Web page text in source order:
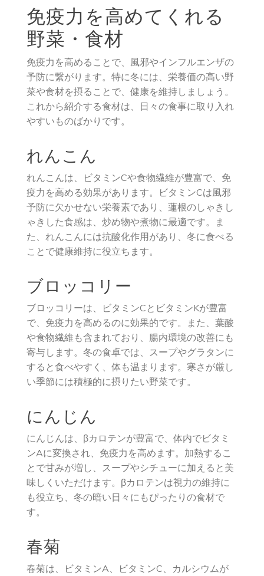
免疫力を高めてくれる
野菜・食材
免疫力を高めることで、風邪やインフルエンザの
予防に繋がります。特に冬には、栄養価の高い野
菜や食材を摂ることで、健康を維持しましょう。
これから紹介する食材は、日々の食事に取り入れ
やすいものばかりです。
れんこん
れんこんは、ビタミンCや食物繊維が豊富で、免
疫力を高める効果があります。ビタミンCは風邪
予防に欠かせない栄養素であり、蓮根のしゃきし
ゃきした食感は、炒め物や煮物に最適です。ま
た、れんこんには抗酸化作用があり、冬に食べる
ことで健康維持に役立ちます。
ブロッコリー
ブロッコリーは、ビタミンCとビタミンKが豊富
で、免疫力を高めるのに効果的です。また、葉酸
や食物繊維も含まれており、腸内環境の改善にも
寄与します。冬の食卓では、スープやグラタンに
すると食べやすく、体も温まります。寒さが厳し
い季節には積極的に摂りたい野菜です。
にんじん
にんじんは、βカロテンが豊富で、体内でビタミ
ンAに変換され、免疫力を高めます。加熱するこ
とで甘みが増し、スープやシチューに加えると美
味しくいただけます。βカロテンは視力の維持に
も役立ち、冬の暗い日々にもぴったりの食材で
す。
春菊
春菊は、ビタミンA、ビタミンC、カルシウムが